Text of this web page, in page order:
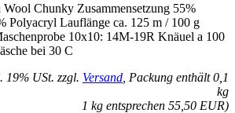
Wool Chunky Zusammensetzung 55%
Polyacryl Lauflänge ca. 125 m / 100 g
10x10: 14M-19R Knäuel a 100
bei 30 C
19% USt. zzgl. Versand , Packung enthält 0,1
kg
1 kg entsprechen 55,50 EUR)